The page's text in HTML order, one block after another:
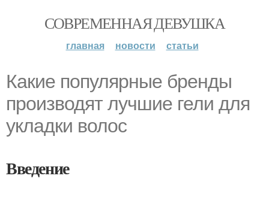
СОВРЕМЕННАЯ ДЕВУШКА
главная новости статьи
Какие популярные бренды
производят лучшие гели для
укладки волос
Введение